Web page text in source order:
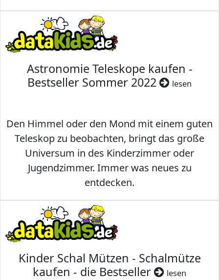
Astronomie Teleskope kaufen -
Bestseller Sommer 2022
lesen
Den Himmel oder den Mond mit einem guten
Teleskop zu beobachten, bringt das große
Universum in des Kinderzimmer oder
Jugendzimmer. Immer was neues zu
entdecken.
Kinder Schal Mützen - Schalmütze
kaufen - die Bestseller
lesen